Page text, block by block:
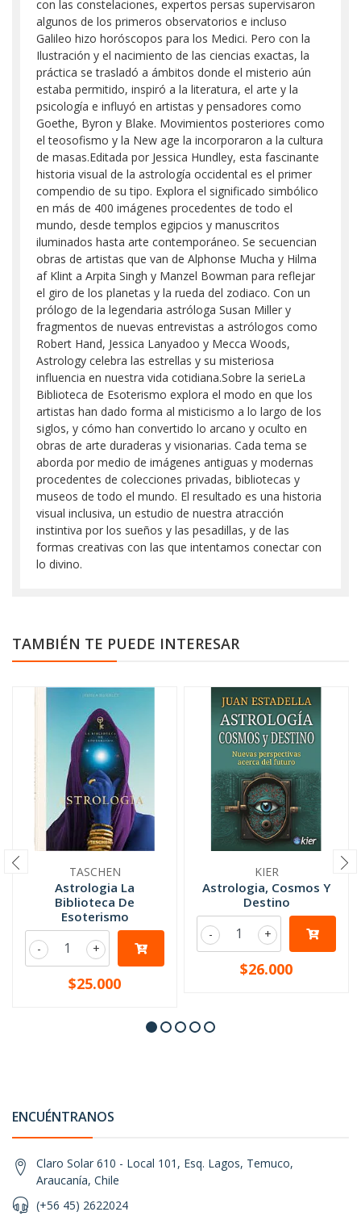
con las constelaciones, expertos persas supervisaron
algunos de los primeros observatorios e incluso
Galileo hizo horóscopos para los Medici. Pero con la
Ilustración y el nacimiento de las ciencias exactas, la
práctica se trasladó a ámbitos donde el misterio aún
estaba permitido, inspiró a la literatura, el arte y la
psicología e influyó en artistas y pensadores como
Goethe, Byron y Blake. Movimientos posteriores como
el teosofismo y la New age la incorporaron a la cultura
de masas.Editada por Jessica Hundley, esta fascinante
historia visual de la astrología occidental es el primer
compendio de su tipo. Explora el significado simbólico
en más de 400 imágenes procedentes de todo el
mundo, desde templos egipcios y manuscritos
iluminados hasta arte contemporáneo. Se secuencian
obras de artistas que van de Alphonse Mucha y Hilma
af Klint a Arpita Singh y Manzel Bowman para reflejar
el giro de los planetas y la rueda del zodiaco. Con un
prólogo de la legendaria astróloga Susan Miller y
fragmentos de nuevas entrevistas a astrólogos como
Robert Hand, Jessica Lanyadoo y Mecca Woods,
Astrology celebra las estrellas y su misteriosa
influencia en nuestra vida cotidiana.Sobre la serieLa
Biblioteca de Esoterismo explora el modo en que los
artistas han dado forma al misticismo a lo largo de los
siglos, y cómo han convertido lo arcano y oculto en
obras de arte duraderas y visionarias. Cada tema se
aborda por medio de imágenes antiguas y modernas
procedentes de colecciones privadas, bibliotecas y
museos de todo el mundo. El resultado es una historia
visual inclusiva, un estudio de nuestra atracción
instintiva por los sueños y las pesadillas, y de las
formas creativas con las que intentamos conectar con
lo divino.
TAMBIÉN TE PUEDE INTERESAR
TASCHEN
Astrologia La
Biblioteca De
Esoterismo
+
-
$25.000
KIER
Astrologia, Cosmos Y
Destino
+
-
$26.000
ENCUÉNTRANOS
Claro Solar 610 - Local 101, Esq. Lagos, Temuco,
Araucanía, Chile
(+56 45) 2622024